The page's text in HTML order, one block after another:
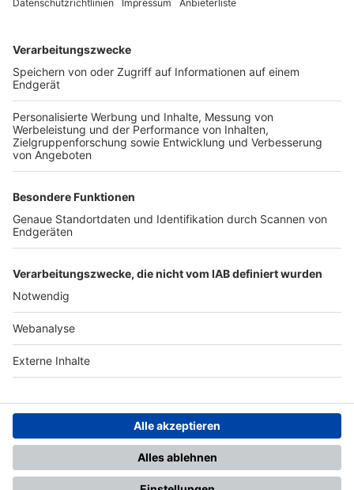
TOP-VEREINE
TOP-PARTNER
Nutzungsbedingungen Datenschutz Impressum